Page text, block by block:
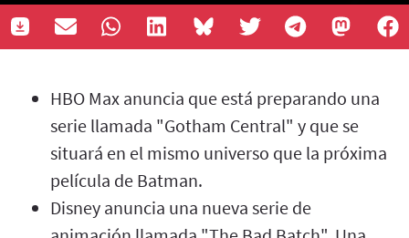
HBO Max anuncia que está preparando una
serie llamada "Gotham Central" y que se
situará en el mismo universo que la próxima
película de Batman.
Disney anuncia una nueva serie de